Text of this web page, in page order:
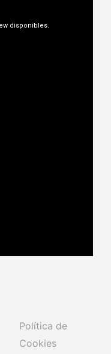
Política de
Cookies